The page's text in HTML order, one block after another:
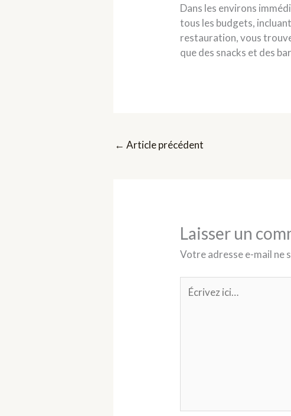
Dans les environs
tous les budgets,
restauration, vous
que des snacks et des
← Article précédent
Laisser un
Votre adresse e-mail ne
Écrivez
ici…